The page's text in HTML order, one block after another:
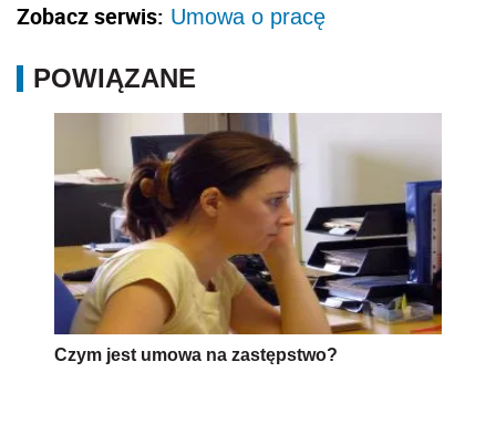
Zobacz serwis: Umowa o pracę
POWIĄZANE
Czym jest umowa na zastępstwo?